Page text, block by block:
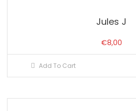
Jules J
€8,00
Add To Cart